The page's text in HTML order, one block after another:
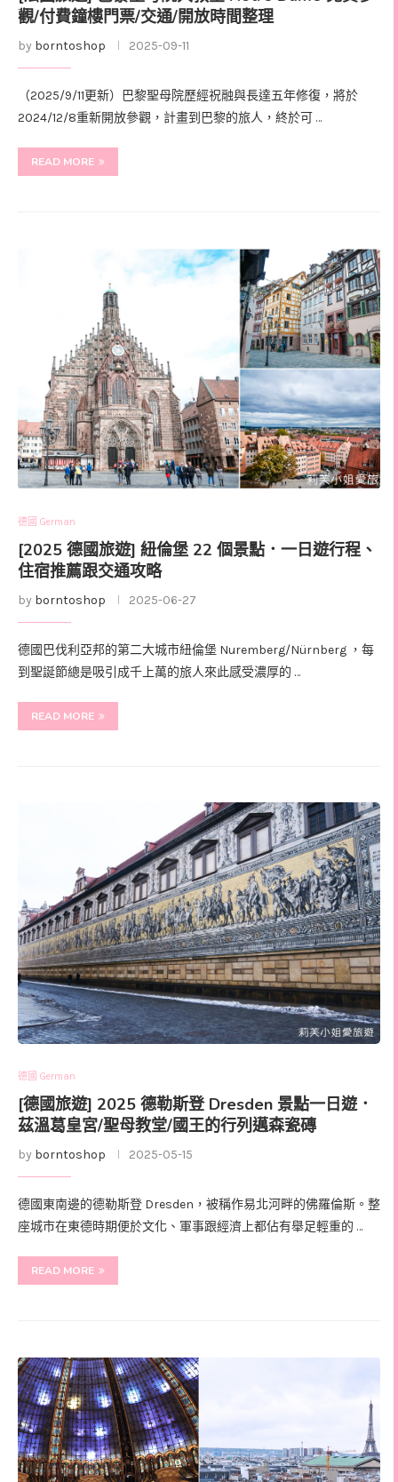
觀/付費鐘樓門票/交通/開放時間整理
by borntoshop 2025-09-11
（2025/9/11更新）巴黎聖母院歷經祝融與長達五年修復，將於
2024/12/8重新開放參觀，計畫到巴黎的旅人，終於可 …
READ MORE
德國 German
[2025 德國旅遊] 紐倫堡 22 個景點．一日遊行程、
住宿推薦跟交通攻略
by borntoshop 2025-06-27
德國巴伐利亞邦的第二大城市紐倫堡 Nuremberg/Nürnberg ，每
到聖誕節總是吸引成千上萬的旅人來此感受濃厚的 …
READ MORE
德國 German
[德國旅遊] 2025 德勒斯登 Dresden 景點一日遊．
茲溫葛皇宮/聖母教堂/國王的行列邁森瓷磚
by borntoshop 2025-05-15
德國東南邊的德勒斯登 Dresden，被稱作易北河畔的佛羅倫斯。整
座城市在東德時期便於文化、軍事跟經濟上都佔有舉足輕重的 …
READ MORE